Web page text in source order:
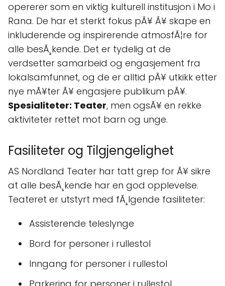
opererer som en viktig kulturell institusjon i Mo i
Rana. De har et sterkt fokus pÃ¥ Ã¥ skape en
inkluderende og inspirerende atmosfÃ¦re for
alle besÃ¸kende. Det er tydelig at de
verdsetter samarbeid og engasjement fra
lokalsamfunnet, og de er alltid pÃ¥ utkikk etter
nye mÃ¥ter Ã¥ engasjere publikum pÃ¥.
Spesialiteter: Teater, men ogsÃ¥ en rekke
aktiviteter rettet mot barn og unge.
Fasiliteter og Tilgjengelighet
AS Nordland Teater har tatt grep for Ã¥ sikre
at alle besÃ¸kende har en god opplevelse.
Teateret er utstyrt med fÃ¸lgende fasiliteter:
Assisterende teleslynge
Bord for personer i rullestol
Inngang for personer i rullestol